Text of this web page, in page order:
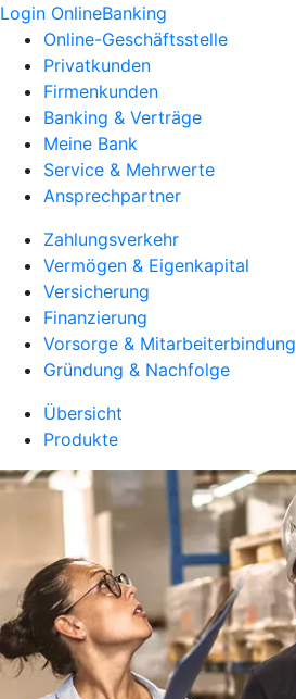
Login OnlineBanking
Online-Geschäftsstelle
Privatkunden
Firmenkunden
Banking & Verträge
Meine Bank
Service & Mehrwerte
Ansprechpartner
Zahlungsverkehr
Vermögen & Eigenkapital
Versicherung
Finanzierung
Vorsorge & Mitarbeiterbindung
Gründung & Nachfolge
Übersicht
Produkte